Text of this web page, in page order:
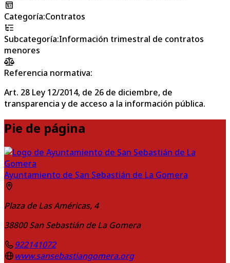
Categoría:Contratos
Subcategoría:Información trimestral de contratos
menores
Referencia normativa:
Art. 28 Ley 12/2014, de 26 de diciembre, de
transparencia y de acceso a la información pública.
Pie de página
Ayuntamiento de San Sebastián de La Gomera
Plaza de Las Américas, 4
38800 San Sebastián de La Gomera
922141072
www.sansebastiangomera.org